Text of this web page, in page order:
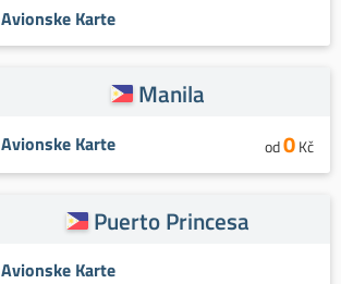
Avionske Karte
Manila
Avionske Karte od0Kč
Puerto Princesa
Avionske Karte